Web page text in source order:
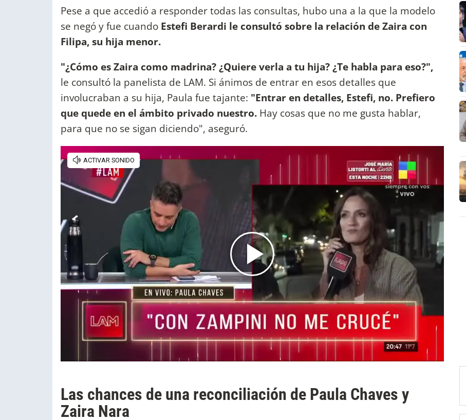
Pese a que accedió a responder todas las consultas, hubo una a la que la modelo
se negó y fue cuando Estefi Berardi le consultó sobre la relación de Zaira con
Filipa, su hija menor.
"¿Cómo es Zaira como madrina? ¿Quiere verla a tu hija? ¿Te habla para eso?",
le consultó la panelista de LAM. Si ánimos de entrar en esos detalles que
involucraban a su hija, Paula fue tajante: "Entrar en detalles, Estefi, no. Prefiero
que quede en el ámbito privado nuestro. Hay cosas que no me gusta hablar,
para que no se sigan diciendo", aseguró.
Las chances de una reconciliación de Paula Chaves y
Zaira Nara